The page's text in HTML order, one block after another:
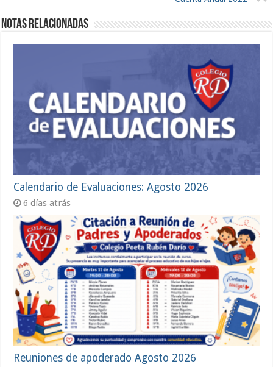
Notas Relacionadas
Calendario de Evaluaciones: Agosto 2026
6 días atrás
Reuniones de apoderado Agosto 2026